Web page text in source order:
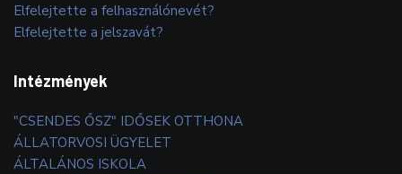
Elfelejtette a felhasználónevét?
Elfelejtette a jelszavát?
Intézmények
"CSENDES ŐSZ" IDŐSEK OTTHONA
ÁLLATORVOSI ÜGYELET
ÁLTALÁNOS ISKOLA